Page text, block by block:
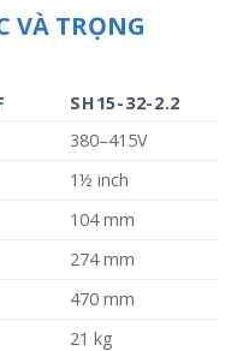
VÀ TRỌNG
SH15-32-2.2
380–415V
1½ inch
104 mm
274 mm
470 mm
21 kg